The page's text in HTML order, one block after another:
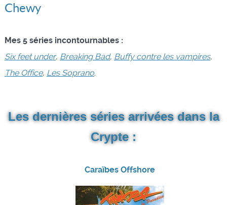
Chewy
Mes 5 séries incontournables :
Six feet under, Breaking Bad, Buffy contre les vampires,
The Office, Les Soprano.
Les dernières séries arrivées dans la
Crypte :
Caraïbes Offshore